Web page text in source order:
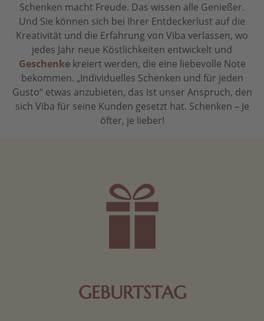
Schenken macht Freude. Das wissen alle Genießer.
Und Sie können sich bei Ihrer Entdeckerlust auf die
Kreativität und die Erfahrung von Viba verlassen, wo
jedes Jahr neue Köstlichkeiten entwickelt und
Geschenkekreiert werden, die eine liebevolle Note
bekommen. „Individuelles Schenken und für jeden
Gusto“ etwas anzubieten, das ist unser Anspruch, den
sich Viba für seine Kunden gesetzt hat. Schenken – Je
öfter, je lieber!
GEBURTSTAG